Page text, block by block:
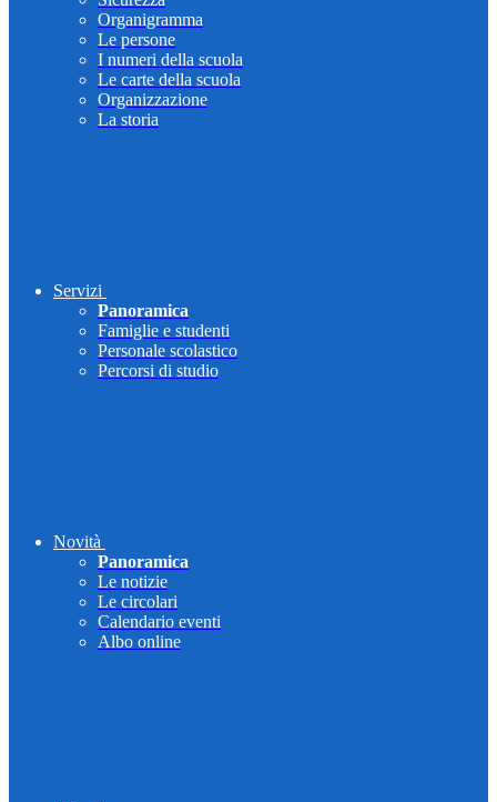
Organigramma
Le persone
I numeri della scuola
Le carte della scuola
Organizzazione
La storia
Servizi
Panoramica
Famiglie e studenti
Personale scolastico
Percorsi di studio
Novità
Panoramica
Le notizie
Le circolari
Calendario eventi
Albo online